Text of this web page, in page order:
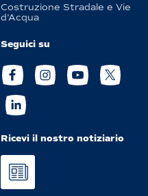
Costruzione Stradale e Vie
d’Acqua
Seguici su
Ricevi il nostro notiziario